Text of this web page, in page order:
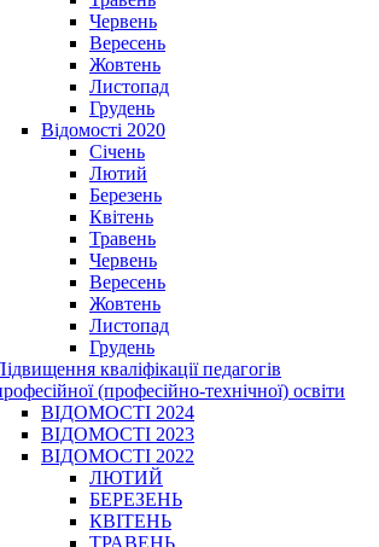
Червень
Вересень
Жовтень
Листопад
Грудень
Відомості 2020
Січень
Лютий
Березень
Квітень
Травень
Червень
Вересень
Жовтень
Листопад
Грудень
кваліфікації педагогів
(професійно-технічної) освіти
ВІДОМОСТІ 2024
ВІДОМОСТІ 2023
ВІДОМОСТІ 2022
ЛЮТИЙ
БЕРЕЗЕНЬ
КВІТЕНЬ
ТРАВЕНЬ